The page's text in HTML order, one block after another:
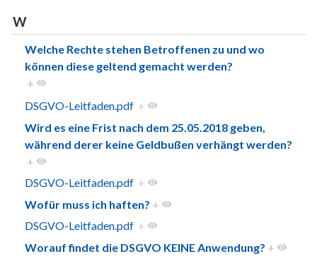
W
Welche Rechte stehen Betroffenen zu und wo
können diese geltend gemacht werden?
+
DSGVO-Leitfaden.pdf +
Wird es eine Frist nach dem 25.05.2018 geben,
während derer keine Geldbußen verhängt werden?
+
DSGVO-Leitfaden.pdf +
Wofür muss ich haften? +
DSGVO-Leitfaden.pdf +
Worauf findet die DSGVO KEINE Anwendung? +